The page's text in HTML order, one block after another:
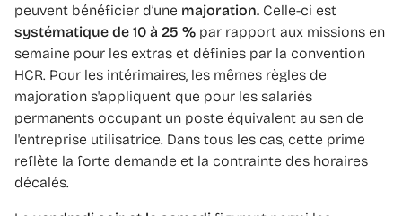
peuvent bénéficier d’une majoration. Celle-ci est
systématique de 10 à 25 % par rapport aux missions en
semaine pour les extras et définies par la convention
HCR. Pour les intérimaires, les mêmes règles de
majoration s'appliquent que pour les salariés
permanents occupant un poste équivalent au sen de
l'entreprise utilisatrice. Dans tous les cas, cette prime
reflète la forte demande et la contrainte des horaires
décalés.